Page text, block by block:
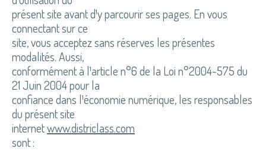
présent site avant d¹y parcourir ses pages. En vous
connectant sur ce
site, vous acceptez sans réserves les présentes
modalités. Aussi,
conformément à l¹article n°6 de la Loi n°2004-575 du
21 Juin 2004 pour la
confiance dans l¹économie numérique, les responsables
du présent site
internetwww.districlass.com
sont :